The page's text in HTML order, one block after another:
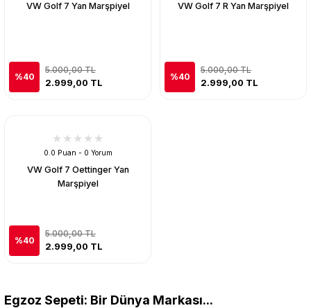
VW Golf 7 Yan Marşpiyel
%40
5.000,00 TL
2.999,00 TL
VW Golf 7 R Yan Marşpiyel
%40
5.000,00 TL
2.999,00 TL
0.0 Puan - 0 Yorum
VW Golf 7 Oettinger Yan
Marşpiyel
%40
5.000,00 TL
2.999,00 TL
Egzoz Sepeti: Bir Dünya Markası...